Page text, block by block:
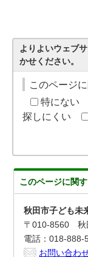
よりよいウェブ
かせください。
このページ
特にない
探しにくい
このページに関
秋田市子ども
〒010-8560 秋
電話：018-888-
お問い合わ